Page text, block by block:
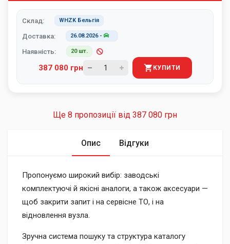
Склад: WHZK Бельгія
Доставка: 26.08.2026-
Наявність: 20 шт.
387 080 грн КУПИТИ
Ще 8 пропозиції від 387 080 грн
Опис Відгуки
Пропонуємо широкий вибір: заводські
комплектуючі й якісні аналоги, а також аксесуари —
щоб закрити запит і на сервісне ТО, і на
відновлення вузла.
Зручна система пошуку та структура каталогу